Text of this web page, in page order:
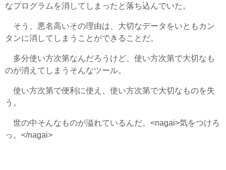
なプログラムを消してしまったと落ち込んでいた。
そう、悪名高いその理由は、大切なデータをいともカン
タンに消してしまうことができることだ。
多分使い方次第なんだろうけど、使い方次第で大切なも
のが消えてしまうそんなツール。
使い方次第で便利に使え、使い方次第で大切なものを失
う。
世の中そんなものが溢れているんだ。<nagai>気をつけろ
っ。</nagai>